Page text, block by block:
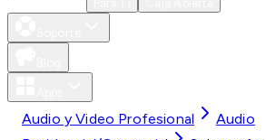
Audio y Video Profesional
Audio